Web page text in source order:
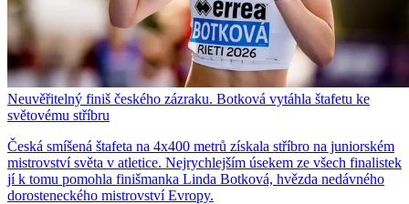
Neuvěřitelný finiš českého zázraku. Botková vytáhla štafetu ke
světovému stříbru
Česká smíšená štafeta na 4x400 metrů získala stříbro na juniorském
mistrovství světa v atletice. Nejrychlejším úsekem ze všech finalistek
jí k tomu pomohla finišmanka Linda Botková, hvězda nedávného
dorosteneckého mistrovství Evropy.